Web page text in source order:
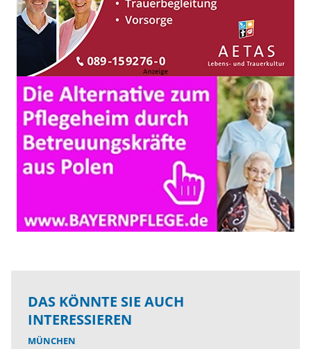
DAS KÖNNTE SIE AUCH
INTERESSIEREN
MÜNCHEN